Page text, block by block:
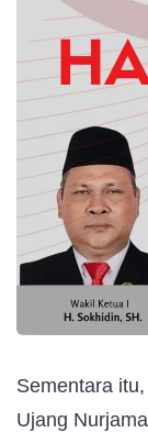
Sementara
Ujang